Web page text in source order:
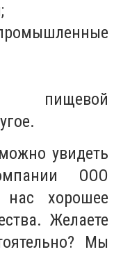
пищевой
увидеть
ООО
хорошее
Желаете
Мы